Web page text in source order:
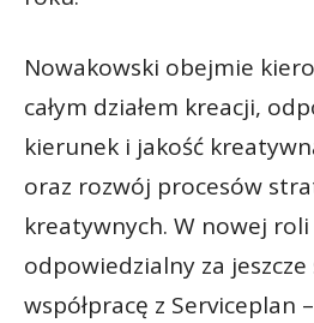
Nowakowski obejmie
całym działem kreacji,
kierunek i jakość
oraz rozwój procesów
kreatywnych. W nowej
odpowiedzialny za jeszcze
współpracę z Serviceplan